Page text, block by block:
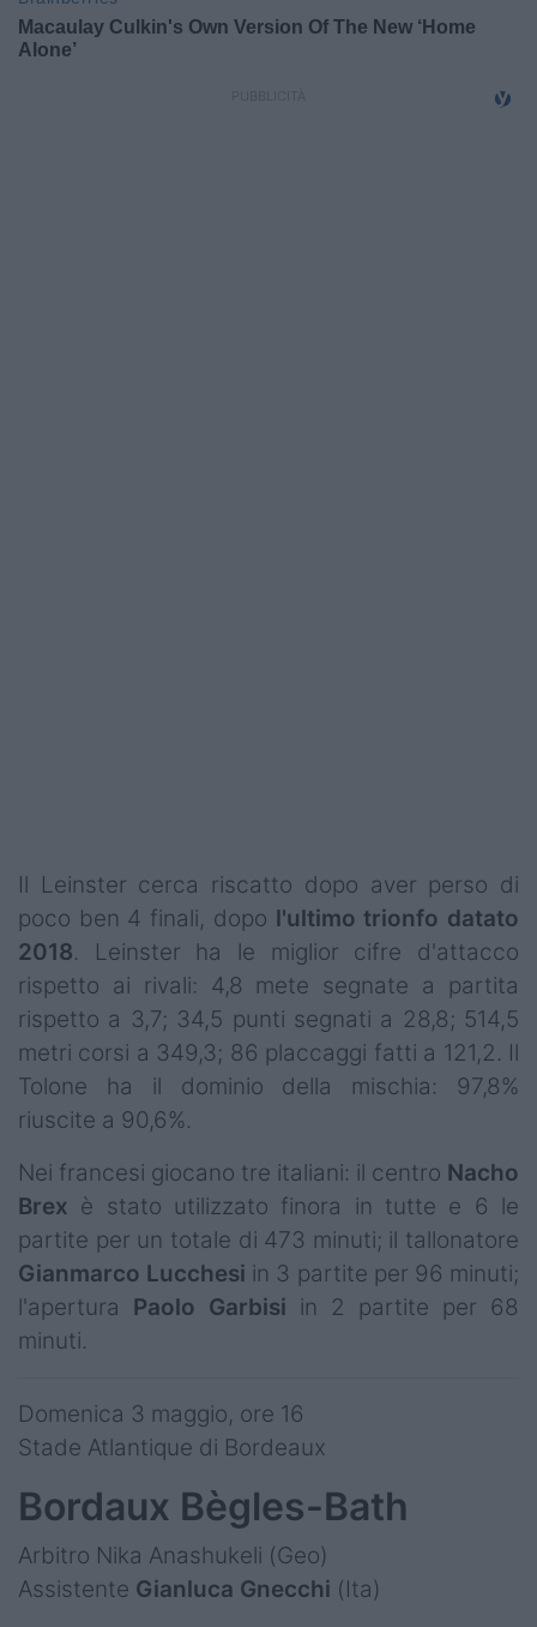
Il Leinster cerca riscatto dopo aver perso di
poco ben 4 finali, dopo l'ultimo trionfo datato
2018. Leinster ha le miglior cifre d'attacco
rispetto ai rivali: 4,8 mete segnate a partita
rispetto a 3,7; 34,5 punti segnati a 28,8; 514,5
metri corsi a 349,3; 86 placcaggi fatti a 121,2. Il
Tolone ha il dominio della mischia: 97,8%
riuscite a 90,6%.
Nei francesi giocano tre italiani: il centro Nacho
Brex è stato utilizzato finora in tutte e 6 le
partite per un totale di 473 minuti; il tallonatore
Gianmarco Lucchesi in 3 partite per 96 minuti;
l'apertura Paolo Garbisi in 2 partite per 68
minuti.
Domenica 3 maggio, ore 16
Stade Atlantique di Bordeaux
Bordaux Bègles-Bath
Arbitro Nika Anashukeli (Geo)
Assistente Gianluca Gnecchi (Ita)